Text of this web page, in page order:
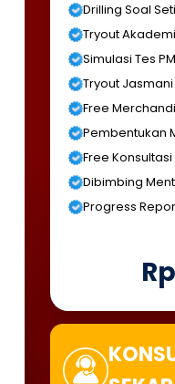
Drilling Soal
Tryout
Simulasi Tes
Tryout
Free
Pembentukan
Free Konsultasi
Dibimbing
Progress